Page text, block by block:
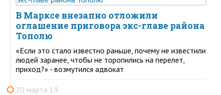
В Марксе внезапно отложили
оглашение приговора экс-главе района
Тополю
«Если это стало известно раньше, почему не известили
людей заранее, чтобы не торопились на перелет,
приход?» - возмутился адвокат
20 марта 19